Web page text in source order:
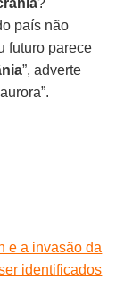
país não
futuro parece
”, adverte
e a invasão da
identificados